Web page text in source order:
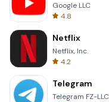
Google LLC
4.8
Netflix
Netflix, Inc.
4.2
Telegram
Telegram FZ-LLC